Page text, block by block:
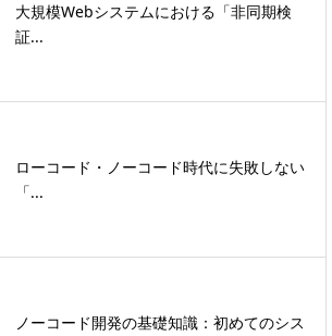
大規模Webシステムにおける「非同期検
証...
ローコード・ノーコード時代に失敗しない
「...
ノーコード開発の基礎知識：初めてのシス